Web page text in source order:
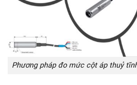
Phương pháp đo mức cột áp thuỷ